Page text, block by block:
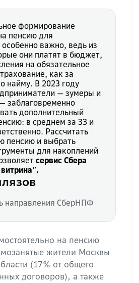
формирование
пенсию для
важно, ведь из
они платят в бюджет,
на обязательное
как за
найму. В 2023 году
— зумеры и
заблаговременно
дополнительный
в среднем за 33 и
Рассчитать
пенсию и выбрать
для накоплений
сервис Сбера
направления СберНПФ
на пенсию
жители Москвы
(17% от общего
договоров), а также